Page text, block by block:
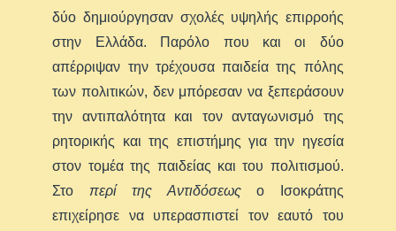
δύο δημιούργησαν σχολές υψηλής επιρροής
στην Ελλάδα. Παρόλο που και οι δύο
απέρριψαν την τρέχουσα παιδεία της πόλης
των πολιτικών, δεν μπόρεσαν να ξεπεράσουν
την αντιπαλότητα και τον ανταγωνισμό της
ρητορικής και της επιστήμης για την ηγεσία
στον τομέα της παιδείας και του πολιτισμού.
Στο περί της Αντιδόσεωςο Ισοκράτης
επιχείρησε να υπερασπιστεί τον εαυτό του